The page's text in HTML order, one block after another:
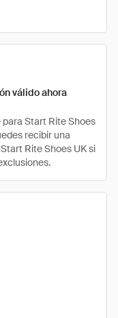
válido ahora
Start Rite Shoes
recibir una
Rite Shoes UK si